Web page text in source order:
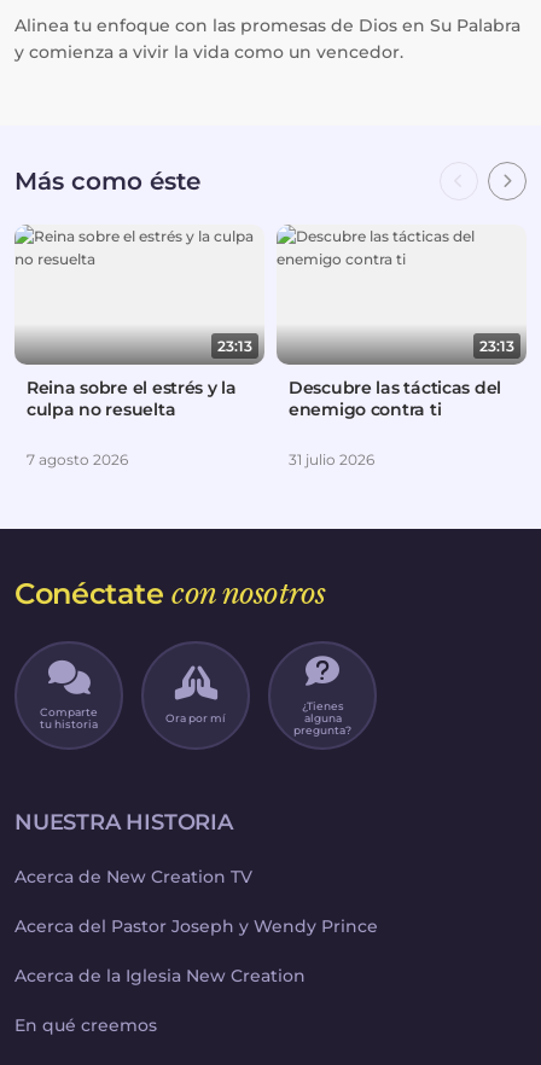
Alinea tu enfoque con las promesas de Dios en Su Palabra
y comienza a vivir la vida como un vencedor.
Más como éste
23:13
Reina sobre el estrés y la
culpa no resuelta
7 agosto 2026
23:13
Descubre las tácticas del
enemigo contra ti
31 julio 2026
Conéctatecon nosotros
Comparte
tu historia
Ora por mí
¿Tienes
alguna
pregunta?
NUESTRA HISTORIA
Acerca de New Creation TV
Acerca del Pastor Joseph y Wendy Prince
Acerca de la Iglesia New Creation
En qué creemos